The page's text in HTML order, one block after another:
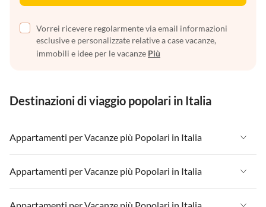
Vorrei ricevere regolarmente via email informazioni
esclusive e personalizzate relative a case vacanze,
immobili e idee per le vacanze Più
Destinazioni di viaggio popolari in Italia
Appartamenti per Vacanze più Popolari in Italia
Appartamenti per Vacanze in Italia
Appartamenti per Vacanze in Liguria
Appartamenti per Vacanze più Popolari in Italia
Appartamenti per Vacanze in Italia